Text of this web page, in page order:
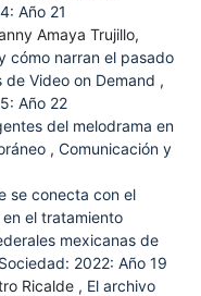
Año 21
Amaya Trujillo,
cómo narran el pasado
Video on Demand ,
Año 22
del melodrama en
, Comunicación y
se conecta con el
el tratamiento
mexicanas de
2022: Año 19
Ricalde , El archivo